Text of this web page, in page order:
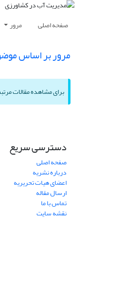
صفحه اصلی مرور
مرور بر اساس
برای مشاهده مقالات
دسترسی سریع
صفحه اصلی
درباره نشریه
اعضای هیات تحریریه
ارسال مقاله
تماس با ما
نقشه سایت